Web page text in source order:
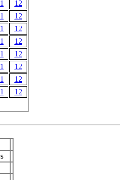
12
12
12
12
12
12
12
12